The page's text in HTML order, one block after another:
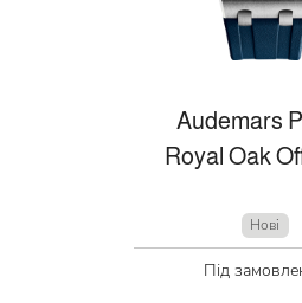
Audemars
Royal Oak
Нові
Під